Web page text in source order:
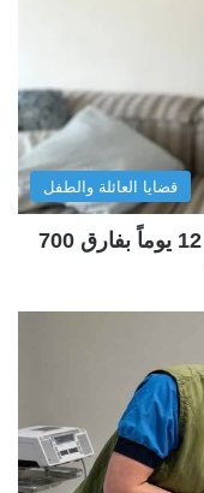
قضايا العائلة والطفل
شقة تُباع في ستوكهولم مرتين خلال 12 يوماً بفارق 700